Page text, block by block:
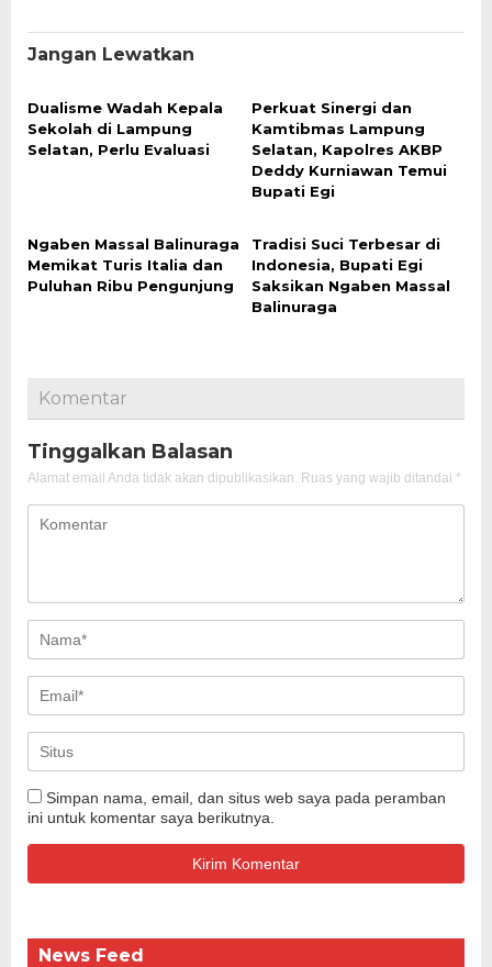
Jangan Lewatkan
Dualisme Wadah Kepala
Sekolah di Lampung
Selatan, Perlu Evaluasi
Perkuat Sinergi dan
Kamtibmas Lampung
Selatan, Kapolres AKBP
Deddy Kurniawan Temui
Bupati Egi
Ngaben Massal Balinuraga
Memikat Turis Italia dan
Puluhan Ribu Pengunjung
Tradisi Suci Terbesar di
Indonesia, Bupati Egi
Saksikan Ngaben Massal
Balinuraga
Komentar
Tinggalkan Balasan
Alamat email Anda tidak akan dipublikasikan. Ruas yang wajib ditandai *
Simpan nama, email, dan situs web saya pada peramban
ini untuk komentar saya berikutnya.
News Feed